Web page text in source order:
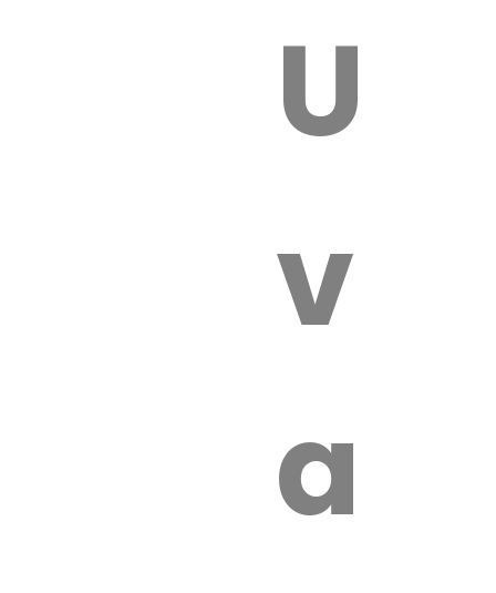
Un